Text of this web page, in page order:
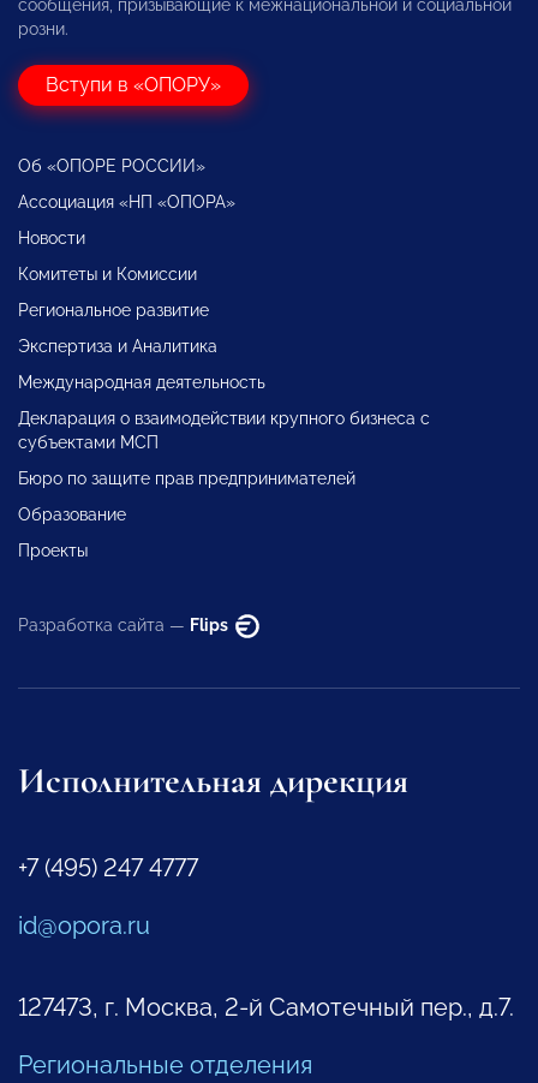
сообщения, призывающие к межнациональной и социальной
розни.
Вступи в «ОПОРУ»
Об «ОПОРЕ РОССИИ»
Ассоциация «НП «ОПОРА»
Новости
Комитеты и Комиссии
Региональное развитие
Экспертиза и Аналитика
Международная деятельность
Декларация о взаимодействии крупного бизнеса с
субъектами МСП
Бюро по защите прав предпринимателей
Образование
Проекты
Разработка сайта — Flips
Исполнительная дирекция
+7 (495) 247 4777
id@opora.ru
127473, г. Москва, 2-й Самотечный пер., д.7.
Региональные отделения